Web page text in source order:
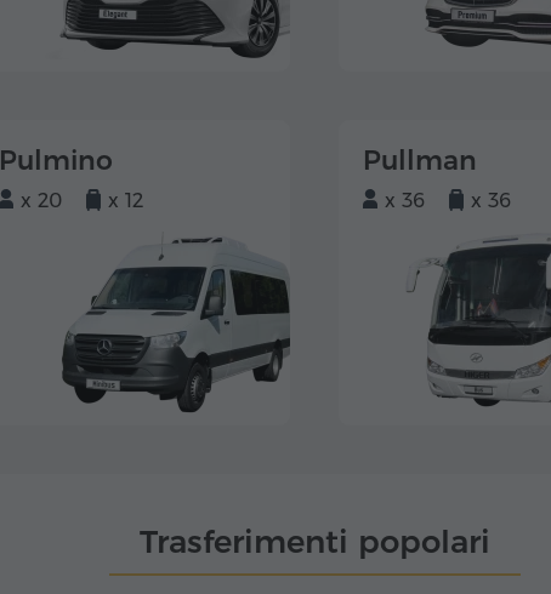
Pulmino
x 20 x 12
Pullman
x 36 x 36
Trasferimenti popolari